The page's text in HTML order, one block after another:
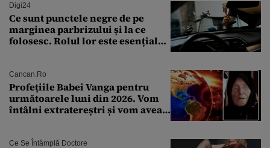
Digi24
Ce sunt punctele negre de pe
marginea parbrizului și la ce
folosesc. Rolul lor este esențial
Cancan.ro
Profețiile Babei Vanga pentru
următoarele luni din 2026. Vom
întâlni extratereștri și vom avea
Ce Se Întâmplă Doctore